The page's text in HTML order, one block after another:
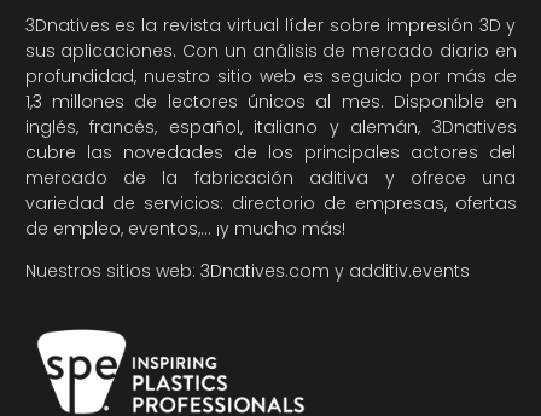
3Dnatives es la revista virtual líder sobre impresión 3D y
sus aplicaciones. Con un análisis de mercado diario en
profundidad, nuestro sitio web es seguido por más de
1,3 millones de lectores únicos al mes. Disponible en
inglés, francés, español, italiano y alemán, 3Dnatives
cubre las novedades de los principales actores del
mercado de la fabricación aditiva y ofrece una
variedad de servicios: directorio de empresas, ofertas
de empleo, eventos,… ¡y mucho más!
Nuestros sitios web: 3Dnatives.com y additiv.events